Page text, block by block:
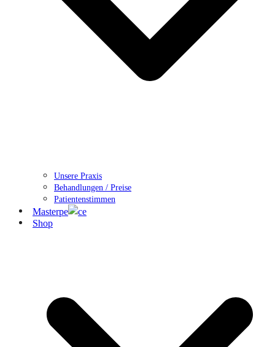
Unsere Praxis
Behandlungen / Preise
Patientenstimmen
Masterpe
ce
Shop